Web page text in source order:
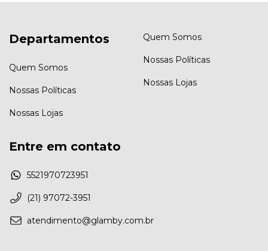
Departamentos
Quem Somos
Nossas Políticas
Nossas Lojas
Quem Somos
Nossas Políticas
Nossas Lojas
Entre em contato
5521970723951
(21) 97072-3951
atendimento@glamby.com.br